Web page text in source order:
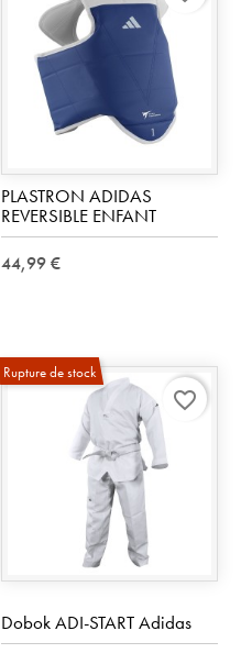
PLASTRON ADIDAS
REVERSIBLE ENFANT
44,99 €
Rupture de stock
Dobok ADI-START Adidas
favorite_border